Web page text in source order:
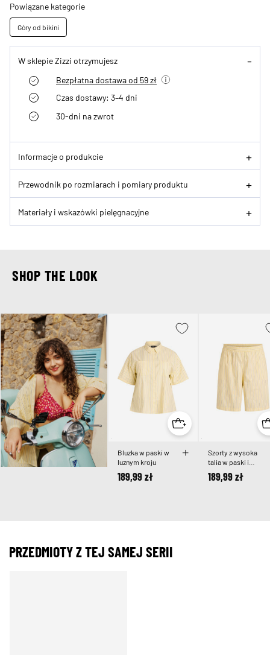
Powiązane kategorie
Góry od bikini
W sklepie Zizzi otrzymujesz
Bezpłatna dostawa od 59 zł
Czas dostawy: 3–4 dni
30-dni na zwrot
Informacje o produkcie
Przewodnik po rozmiarach i pomiary produktu
Materiały i wskazówki pielęgnacyjne
SHOP THE LOOK
Bluzka w paski w
luznym kroju
189,99 zł
Szorty z wysoka
talia w paski i
luznym krojem
189,99 zł
PRZEDMIOTY Z TEJ SAMEJ SERII